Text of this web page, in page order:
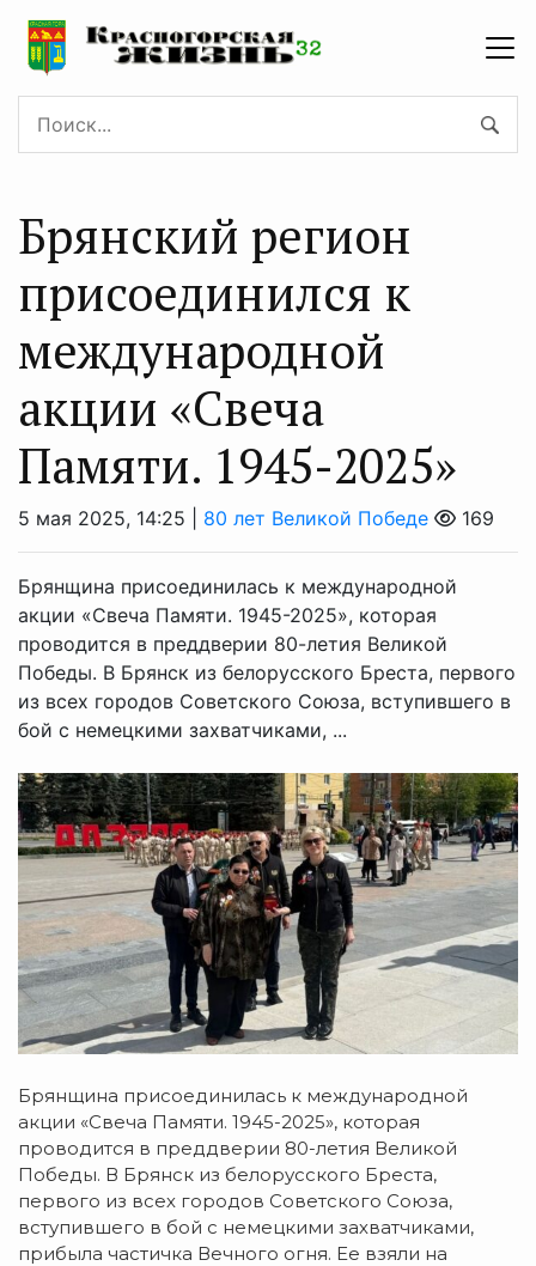
Брянский регион
присоединился к
международной
акции «Свеча
Памяти. 1945-2025»
5 мая 2025, 14:25 | 80 лет Великой Победе 169
Брянщина присоединилась к международной
акции «Свеча Памяти. 1945-2025», которая
проводится в преддверии 80-летия Великой
Победы. В Брянск из белорусского Бреста, первого
из всех городов Советского Союза, вступившего в
бой с немецкими захватчиками, ...
Брянщина присоединилась к международной
акции «Свеча Памяти. 1945-2025», которая
проводится в преддверии 80-летия Великой
Победы. В Брянск из белорусского Бреста,
первого из всех городов Советского Союза,
вступившего в бой с немецкими захватчиками,
прибыла частичка Вечного огня. Ее взяли на